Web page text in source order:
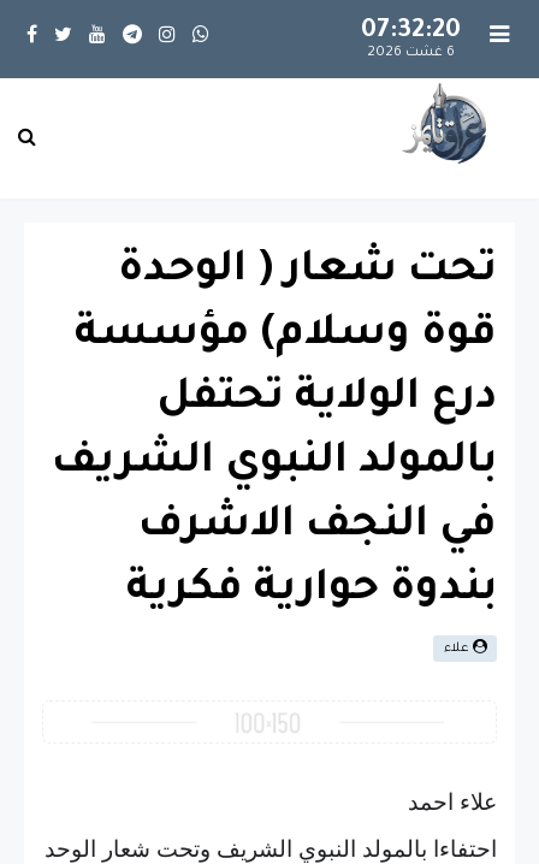
07:32:21
6 غشت 2026
تحت شعار ( الوحدة
قوة وسلام) مؤسسة
درع الولاية تحتفل
بالمولد النبوي الشريف
في النجف الاشرف
بندوة حوارية فكرية
علاء
علاء احمد
احتفاءا بالمولد النبوي الشريف وتحت شعار الوحد